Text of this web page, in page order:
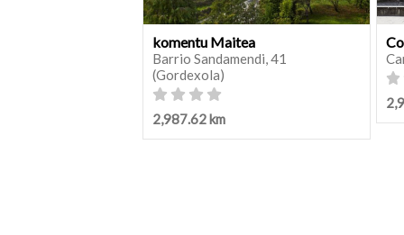
komentu Maitea
Barrio Sandamendi, 41
(Gordexola)
2,987.62 km